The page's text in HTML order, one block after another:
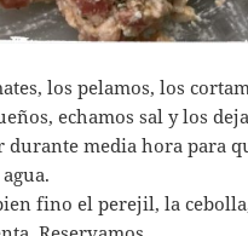
los pelamos, los
echamos sal y los
durante media hora para
fino el perejil, la